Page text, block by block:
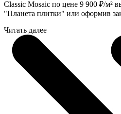
Classic Mosaic по цене 9 900 ₽/м²
"Планета плитки" или оформив
Читать далее